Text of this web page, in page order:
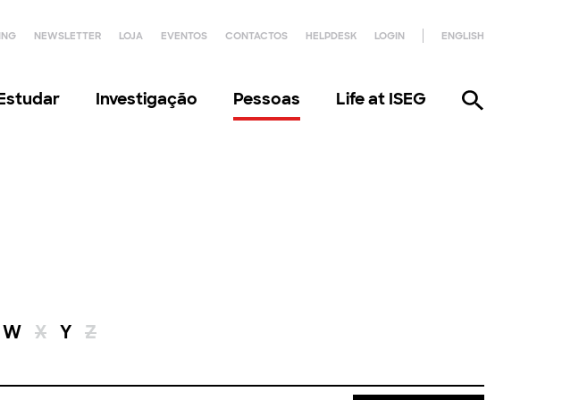
NEWSLETTER LOJA EVENTOS CONTACTOS HELPDESK LOGIN ENGLISH
Investigação Pessoas Life at ISEG
W X Y Z